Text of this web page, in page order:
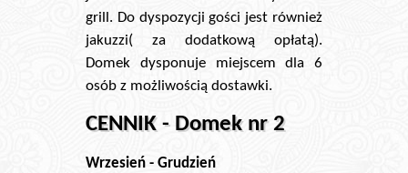
grill. Do dyspozycji gości jest również
jakuzzi( za dodatkową opłatą).
Domek dysponuje miejscem dla 6
osób z możliwością dostawki.
CENNIK - Domek nr 2
Wrzesień - Grudzień